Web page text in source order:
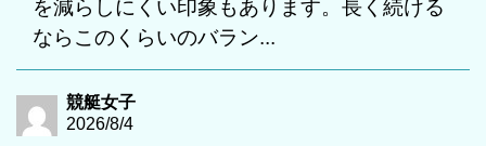
を減らしにくい印象もあります。長く続ける
ならこのくらいのバラン...
競艇女子
2026/8/4